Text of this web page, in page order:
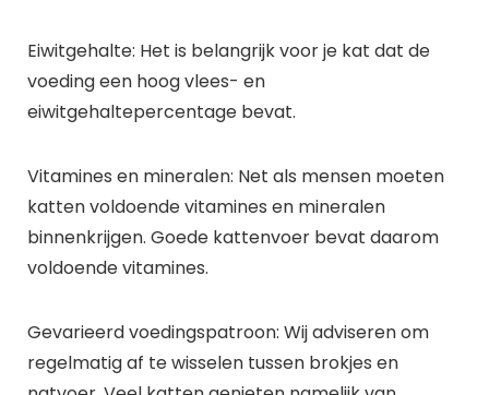
Eiwitgehalte: Het is belangrijk voor je kat dat de
voeding een hoog vlees- en
eiwitgehaltepercentage bevat.
Vitamines en mineralen: Net als mensen moeten
katten voldoende vitamines en mineralen
binnenkrijgen. Goede kattenvoer bevat daarom
voldoende vitamines.
Gevarieerd voedingspatroon: Wij adviseren om
regelmatig af te wisselen tussen brokjes en